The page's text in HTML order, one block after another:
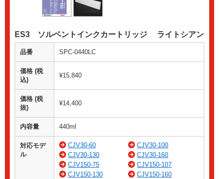
ES3 ソルベントインクカートリッジ ライトシアン
品番 SPC-0440LC
価格 (税
込)
¥15,840
価格 (税
抜)
¥14,400
内容量 440ml
対応モデ
ル
CJV30-60
CJV30-100
CJV30-130
CJV30-160
CJV150-75
CJV150-107
CJV150-130
CJV150-160